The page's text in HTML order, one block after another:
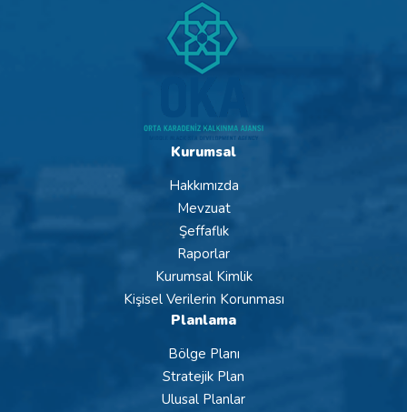
Kurumsal
Hakkımızda
Mevzuat
Şeffaflık
Raporlar
Kurumsal Kimlik
Kişisel Verilerin Korunması
Planlama
Bölge Planı
Stratejik Plan
Ulusal Planlar